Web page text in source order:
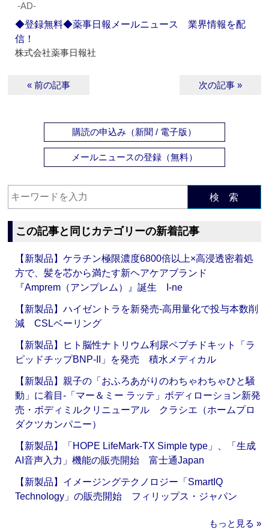
‐AD‐
◆登録無料◆薬事日報メールニュース 業界情報を配
信！
株式会社薬事日報社
« 前の記事 次の記事 »
購読の申込み（新聞 / 電子版）
メールニュースの登録（無料）
検 索
この記事と同じカテゴリーの新着記事
【新製品】ケラチン極限濃度6800倍以上×高浸透密着処
方で、髪を芯から満たす新ヘアケアブランド
『Amprem（アンプレム）』誕生 I-ne
【新製品】ハイゼントラを新発売‐高用量化で投与本数削
減 CSLベーリング
【新製品】ヒト脳性ナトリウム利尿ペプチドキット「ラ
ピッドチップBNP-II」を発売 積水メディカル
【新製品】親子の「おふろあがりのわちゃわちゃひと騒
動」に着目‐「マー＆ミー ラッテ」ボディローション新発
売・ボディミルクリニューアル クラシエ（ホームプロ
ダクツカンパニー）
【新製品】「HOPE LifeMark-TX Simple type」、「生成
AI音声入力」機能の販売開始 富士通Japan
【新製品】イメージングテクノロジー「SmartIQ
Technology」の販売開始 フィリップス・ジャパン
もっと見る »